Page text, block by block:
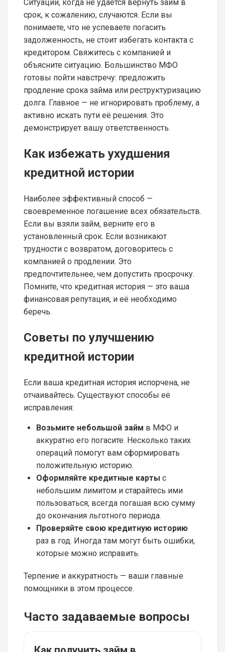
Ситуации, когда не удаётся вернуть займ в
срок, к сожалению, случаются. Если вы
понимаете, что не успеваете погасить
задолженность, не стоит избегать контакта с
кредитором. Свяжитесь с компанией и
объясните ситуацию. Большинство МФО
готовы пойти навстречу: предложить
продление срока займа или реструктуризацию
долга. Главное — не игнорировать проблему, а
активно искать пути её решения. Это
демонстрирует вашу ответственность.
Как избежать ухудшения
кредитной истории
Наиболее эффективный способ —
своевременное погашение всех обязательств.
Если вы взяли займ, верните его в
установленный срок. Если возникают
трудности с возвратом, договоритесь с
компанией о продлении. Это
предпочтительнее, чем допустить просрочку.
Помните, что кредитная история — это ваша
финансовая репутация, и её необходимо
беречь.
Советы по улучшению
кредитной истории
Если ваша кредитная история испорчена, не
отчаивайтесь. Существуют способы её
исправления:
Возьмите небольшой займ в МФО и
аккуратно его погасите. Несколько таких
операций помогут вам сформировать
положительную историю.
Оформляйте кредитные карты с
небольшим лимитом и старайтесь ими
пользоваться, всегда погашая всю сумму
до окончания льготного периода.
Проверяйте свою кредитную историю
раз в год. Иногда там могут быть ошибки,
которые можно исправить.
Терпение и аккуратность — ваши главные
помощники в этом процессе.
Часто задаваемые вопросы